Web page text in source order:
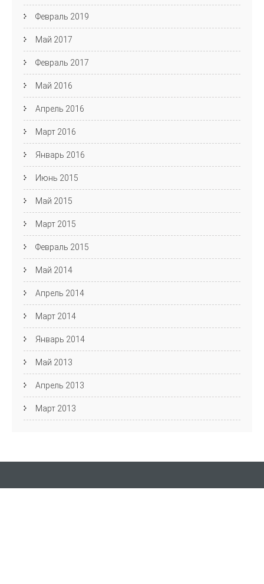
Февраль 2019
Май 2017
Февраль 2017
Май 2016
Апрель 2016
Март 2016
Январь 2016
Июнь 2015
Май 2015
Март 2015
Февраль 2015
Май 2014
Апрель 2014
Март 2014
Январь 2014
Май 2013
Апрель 2013
Март 2013